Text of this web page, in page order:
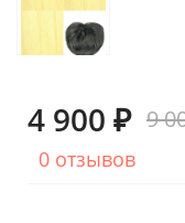
4 900 ₽ 9
0 отзывов